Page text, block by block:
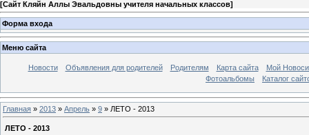
[Сайт Кляйн Аллы Эвальдовны учителя начальных классов]
Форма входа
Меню сайта
Новости Объявления для родителей Родителям Карта сайта
Мой
Фотоальбомы
Каталог
Главная » 2013 » Апрель » 9 » ЛЕТО - 2013
ЛЕТО - 2013